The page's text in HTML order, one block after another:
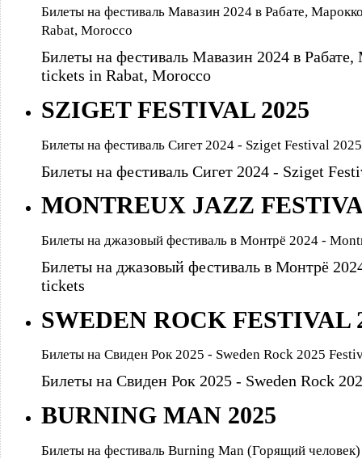
Билеты на фестиваль Мавазин 2024 в Рабате,
Rabat, Morocco
Билеты на фестиваль Мавазин 2024 в
tickets in Rabat, Morocco
SZIGET FESTIVAL 2025
Билеты на фестиваль Сигет 2024 - Sziget Festival
Билеты на фестиваль Сигет 2024 - Sziget
MONTREUX JAZZ
Билеты на джазовый фестиваль в Монтрё 2024 -
Билеты на джазовый фестиваль в Монтрё
tickets
SWEDEN ROCK FESTIVAL
Билеты на Свиден Рок 2025 - Sweden Rock 2025
Билеты на Свиден Рок 2025 - Sweden Rock
BURNING MAN 2025
Билеты на фестиваль Burning Man (Горящий